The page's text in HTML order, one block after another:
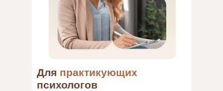
Для практикующих
психологов